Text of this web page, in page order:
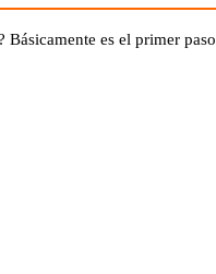
es el primer